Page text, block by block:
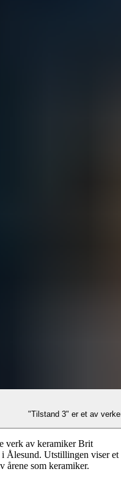
"Tilstand 3" er et av
verk av keramiker Brit
Ålesund. Utstillingen viser et
årene som keramiker.